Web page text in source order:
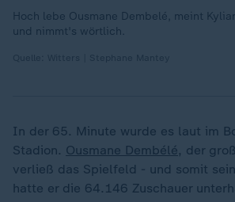
Hoch lebe Ousmane Dembelé, meint
und nimmt's wörtlich.
In der 65. Minute wurde es laut im
Stadion. Ousmane Dembélé, der
verließ das Spielfeld - und somit
hatte er die 64.146 Zuschauer